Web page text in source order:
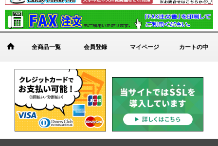
全商品一覧 会員登録 マイページ カートの中